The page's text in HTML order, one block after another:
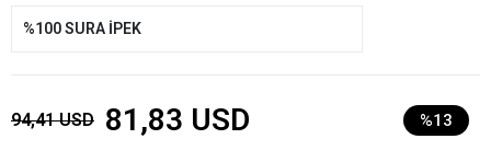
%100 SURA İPEK
94,41 USD 81,83 USD %13